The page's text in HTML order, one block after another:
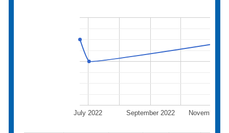
July 2022 September 2022 November